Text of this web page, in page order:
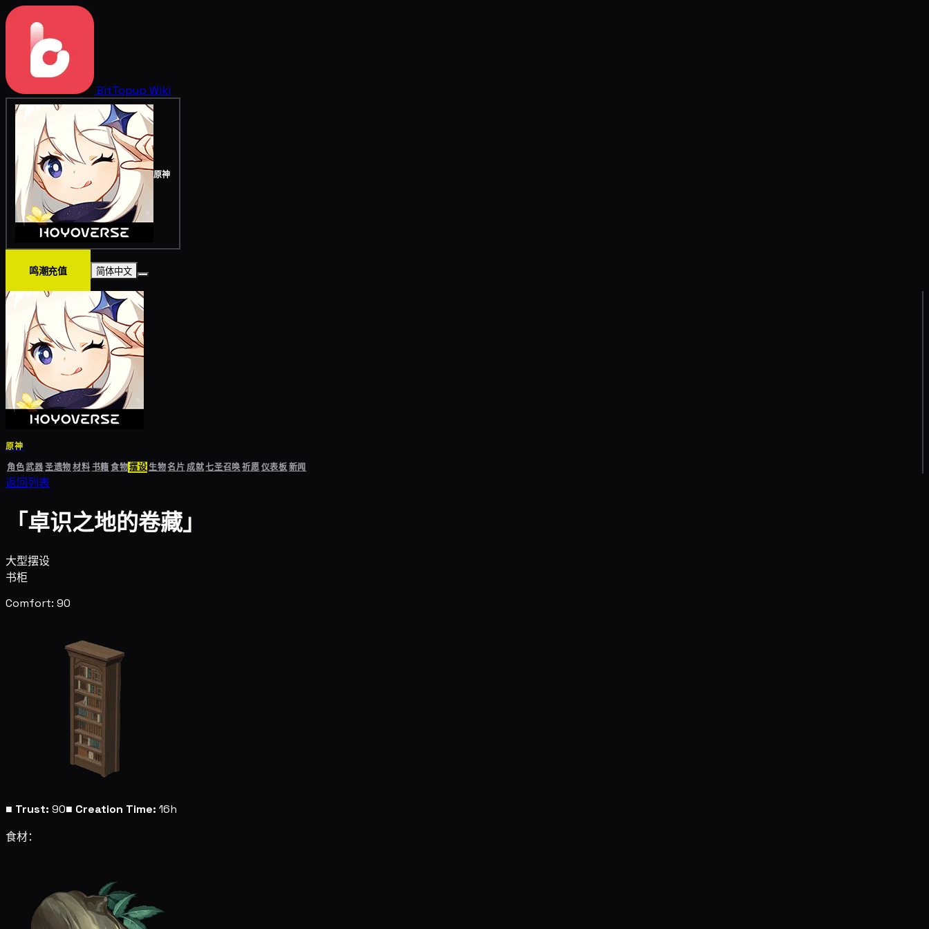
BitTopup Wiki
原神
鸣潮充值 简体中文
原神
角色武器圣遗物材料书籍食物摆设生物名片成就七圣召唤祈愿仪表板新闻
返回列表
「卓识之地的卷藏」
大型摆设
书柜
Comfort: 90
■ Trust: 90■ Creation Time: 16h
食材：